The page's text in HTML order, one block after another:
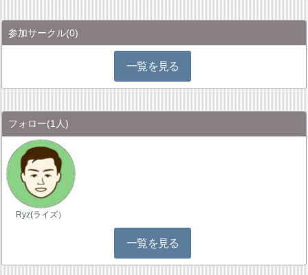
参加サークル(0)
一覧を見る
フォロー(1人)
Ryz(ライズ）
一覧を見る